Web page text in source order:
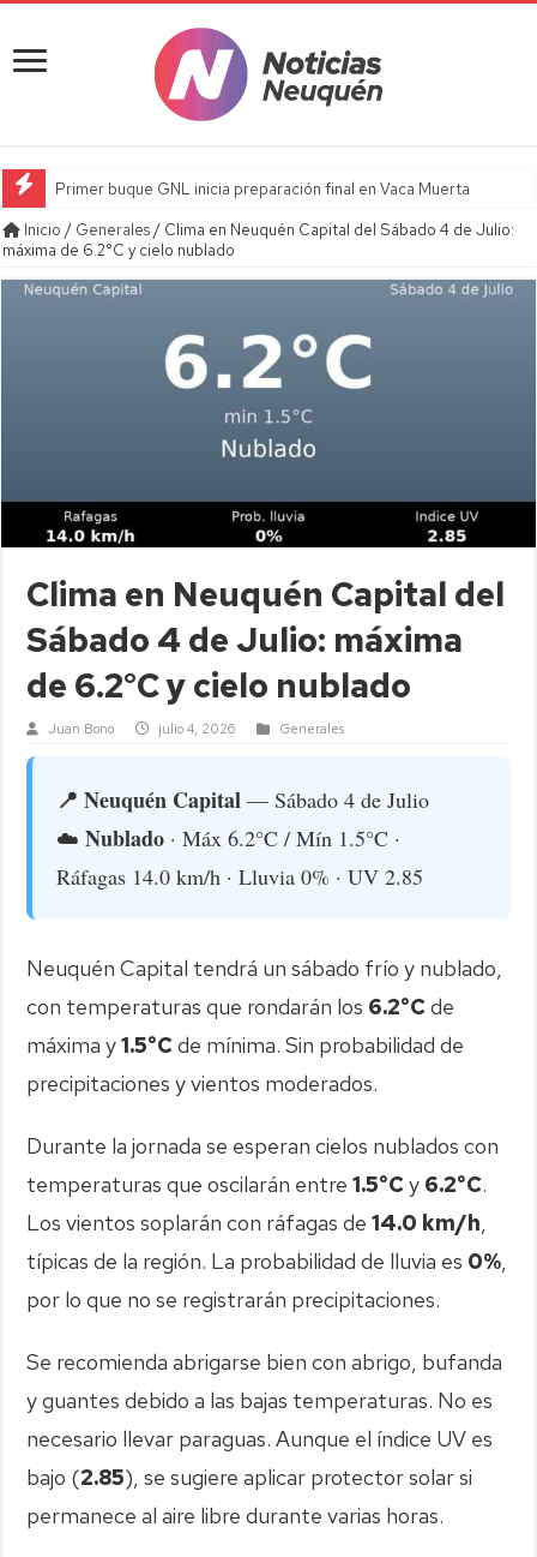
Primer buque GNL inicia preparación final en Vaca Muerta
Inicio / Generales/ Clima en Neuquén Capital del Sábado 4 de Julio:
máxima de 6.2°C y cielo nublado
Clima en Neuquén Capital del
Sábado 4 de Julio: máxima
de 6.2°C y cielo nublado
Juan Bono julio 4, 2026 Generales
📍 Neuquén Capital — Sábado 4 de Julio
☁️Nublado · Máx 6.2°C / Mín 1.5°C ·
Ráfagas 14.0 km/h · Lluvia 0% · UV 2.85
Neuquén Capital tendrá un sábado frío y nublado,
con temperaturas que rondarán los 6.2°Cde
máxima y1.5°Cde mínima. Sin probabilidad de
precipitaciones y vientos moderados.
Durante la jornada se esperan cielos nublados con
temperaturas que oscilarán entre1.5°Cy 6.2°C.
Los vientos soplarán con ráfagas de14.0 km/h,
típicas de la región. La probabilidad de lluvia es 0%,
por lo que no se registrarán precipitaciones.
Se recomienda abrigarse bien con abrigo, bufanda
y guantes debido a las bajas temperaturas. No es
necesario llevar paraguas. Aunque el índice UV es
bajo (2.85), se sugiere aplicar protector solar si
permanece al aire libre durante varias horas.